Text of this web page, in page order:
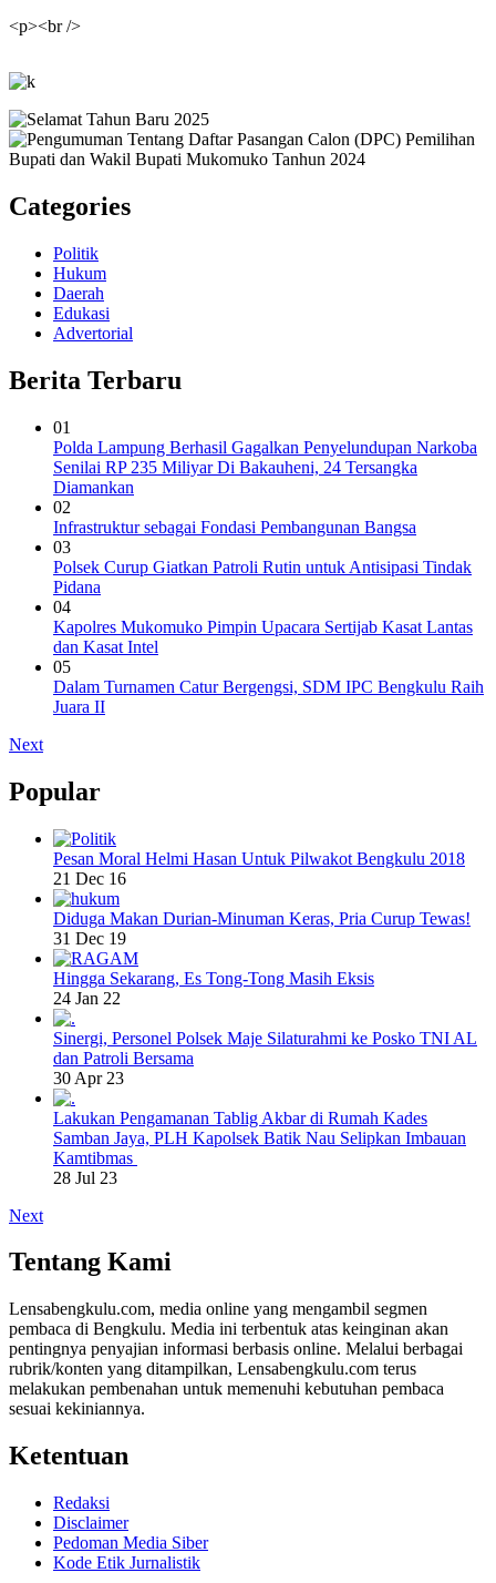
<p><br />
Categories
Politik
Hukum
Daerah
Edukasi
Advertorial
Berita Terbaru
01
Polda Lampung Berhasil Gagalkan Penyelundupan Narkoba
Senilai RP 235 Miliyar Di Bakauheni, 24 Tersangka
Diamankan
02
Infrastruktur sebagai Fondasi Pembangunan Bangsa
03
Polsek Curup Giatkan Patroli Rutin untuk Antisipasi Tindak
Pidana
04
Kapolres Mukomuko Pimpin Upacara Sertijab Kasat Lantas
dan Kasat Intel
05
Dalam Turnamen Catur Bergengsi, SDM IPC Bengkulu Raih
Juara II
Next
Popular
Pesan Moral Helmi Hasan Untuk Pilwakot Bengkulu 2018
21 Dec 16
Diduga Makan Durian-Minuman Keras, Pria Curup Tewas!
31 Dec 19
Hingga Sekarang, Es Tong-Tong Masih Eksis
24 Jan 22
Sinergi, Personel Polsek Maje Silaturahmi ke Posko TNI AL
dan Patroli Bersama
30 Apr 23
Lakukan Pengamanan Tablig Akbar di Rumah Kades
Samban Jaya, PLH Kapolsek Batik Nau Selipkan Imbauan
Kamtibmas
28 Jul 23
Next
Tentang Kami
Lensabengkulu.com, media online yang mengambil segmen
pembaca di Bengkulu. Media ini terbentuk atas keinginan akan
pentingnya penyajian informasi berbasis online. Melalui berbagai
rubrik/konten yang ditampilkan, Lensabengkulu.com terus
melakukan pembenahan untuk memenuhi kebutuhan pembaca
sesuai kekiniannya.
Ketentuan
Redaksi
Disclaimer
Pedoman Media Siber
Kode Etik Jurnalistik